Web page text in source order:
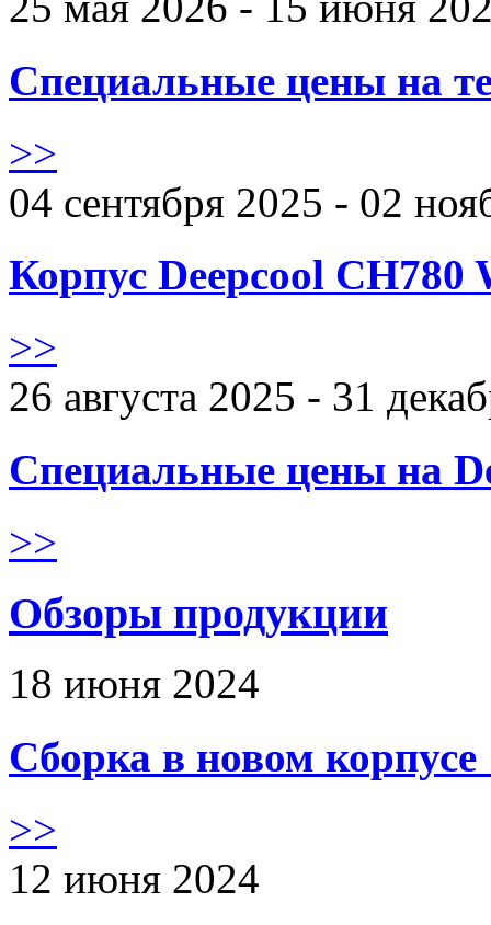
Специальные цены на
>>
04 сентября 2025 - 02
Корпус Deepcool CH780
>>
26 августа 2025 - 31
Специальные цены на
>>
Обзоры продукции
18 июня 2024
Сборка в новом
>>
12 июня 2024